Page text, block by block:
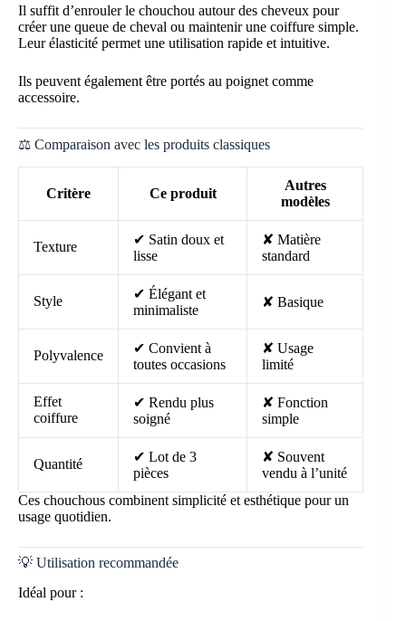
Il suffit d’enrouler le chouchou autour des cheveux pour
créer une queue de cheval ou maintenir une coiffure simple.
Leur élasticité permet une utilisation rapide et intuitive.
Ils peuvent également être portés au poignet comme
accessoire.
⚖️ Comparaison avec les produits classiques
Critère Ce produit
Autres
modèles
Texture
✔ Satin doux et
lisse
✘ Matière
standard
Style
✔ Élégant et
minimaliste
✘ Basique
Polyvalence
✔ Convient à
toutes occasions
✘ Usage
limité
Effet
coiffure
✔ Rendu plus
soigné
✘ Fonction
simple
Quantité
✔ Lot de 3
pièces
✘ Souvent
vendu à l’unité
Ces chouchous combinent simplicité et esthétique pour un
usage quotidien.
💡 Utilisation recommandée
Idéal pour :